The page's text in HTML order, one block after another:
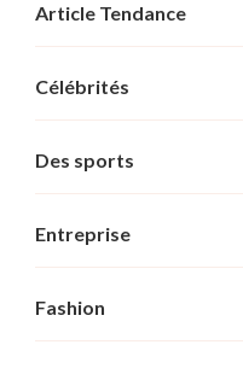
Article Tendance
Célébrités
Des sports
Entreprise
Fashion